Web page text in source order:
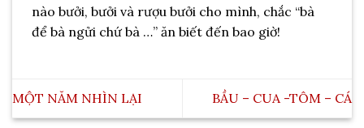
nào bưởi, bưởi và rượu bưởi cho mình, chắc “bà
để bà ngửi chứ bà …” ăn biết đến bao giờ!
MỘT NĂM NHÌN LẠI BẦU – CUA -TÔM – CÁ